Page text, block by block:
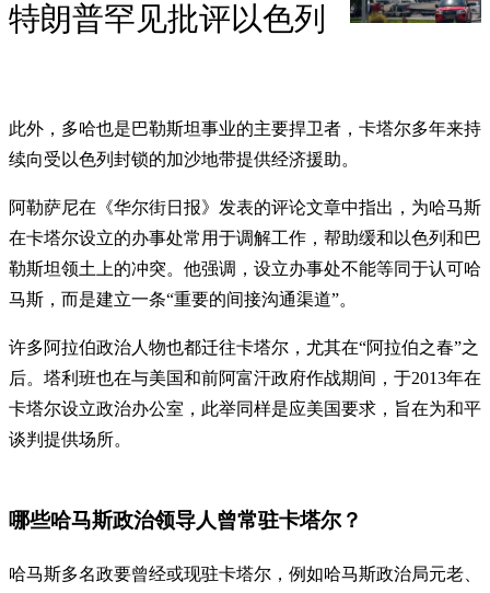
特朗普罕见批评以色列
此外，多哈也是巴勒斯坦事业的主要捍卫者，卡塔尔多年来持
续向受以色列封锁的加沙地带提供经济援助。
阿勒萨尼在《华尔街日报》发表的评论文章中指出，为哈马斯
在卡塔尔设立的办事处常用于调解工作，帮助缓和以色列和巴
勒斯坦领土上的冲突。他强调，设立办事处不能等同于认可哈
马斯，而是建立一条“重要的间接沟通渠道”。
许多阿拉伯政治人物也都迁往卡塔尔，尤其在“阿拉伯之春”之
后。塔利班也在与美国和前阿富汗政府作战期间，于2013年在
卡塔尔设立政治办公室，此举同样是应美国要求，旨在为和平
谈判提供场所。
哪些哈马斯政治领导人曾常驻卡塔尔？
哈马斯多名政要曾经或现驻卡塔尔，例如哈马斯政治局元老、